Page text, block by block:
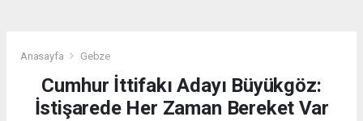
Anasayfa Gebze
Cumhur İttifakı Adayı Büyükgöz:
İstişarede Her Zaman Bereket Var